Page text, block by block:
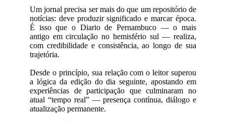
Um jornal precisa ser mais do que um repositório de
notícias: deve produzir significado e marcar época.
É isso que o Diario de Pernambuco — o mais
antigo em circulação no hemisfério sul — realiza,
com credibilidade e consistência, ao longo de sua
trajetória.
Desde o princípio, sua relação com o leitor superou
a lógica da edição do dia seguinte, apostando em
experiências de participação que culminaram no
atual “tempo real” — presença contínua, diálogo e
atualização permanente.